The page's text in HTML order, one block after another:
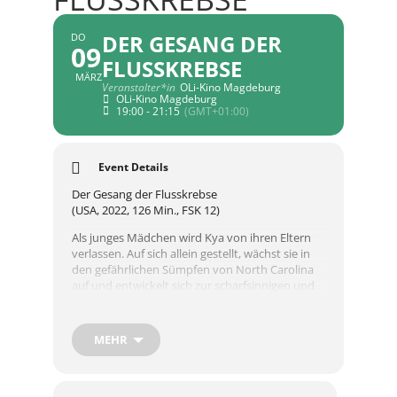
DO
09
MÄRZ
DER GESANG DER
FLUSSKREBSE
Veranstalter*in OLi-Kino Magdeburg
OLi-Kino Magdeburg
19:00 - 21:15 (GMT+01:00)
Event Details
Der Gesang der Flusskrebse
(USA, 2022, 126 Min., FSK 12)
Als junges Mädchen wird Kya von ihren Eltern
verlassen. Auf sich allein gestellt, wächst sie in
den gefährlichen Sümpfen von North Carolina
auf und entwickelt sich zur scharfsinnigen und
nahegelegene Örtchen Barkley Cove und
schlossen sie von der Gemeinschaft aus. Als sich
MEHR